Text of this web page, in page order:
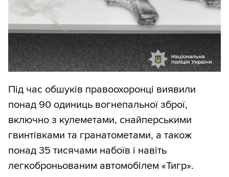
Під час обшуків правоохоронці виявили
понад 90 одиниць вогнепальної зброї,
включно з кулеметами, снайперськими
гвинтівками та гранатометами, а також
понад 35 тисячами набоїв і навіть
легкоброньованим автомобілем «Тигр».